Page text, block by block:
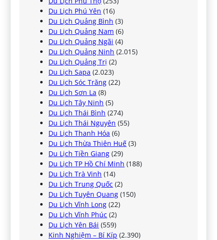
Du Lịch Phú Yên (16)
Du Lịch Quảng Bình (3)
Du Lịch Quảng Nam (6)
Du Lịch Quảng Ngãi (4)
Du Lịch Quảng Ninh (2.015)
Du Lịch Quảng Trị (2)
Du Lịch Sapa (2.023)
Du Lịch Sóc Trăng (22)
Du Lịch Sơn La (8)
Du Lịch Tây Ninh (5)
Du Lịch Thái Bình (274)
Du Lịch Thái Nguyên (55)
Du Lịch Thanh Hóa (6)
Du Lịch Thừa Thiên Huế (3)
Du Lịch Tiền Giang (29)
Du Lịch TP Hồ Chí Minh (188)
Du Lịch Trà Vinh (14)
Du Lịch Trung Quốc (2)
Du Lịch Tuyên Quang (150)
Du Lịch Vĩnh Long (22)
Du Lịch Vĩnh Phúc (2)
Du Lịch Yên Bái (559)
Kinh Nghiệm – Bí Kíp (2.390)